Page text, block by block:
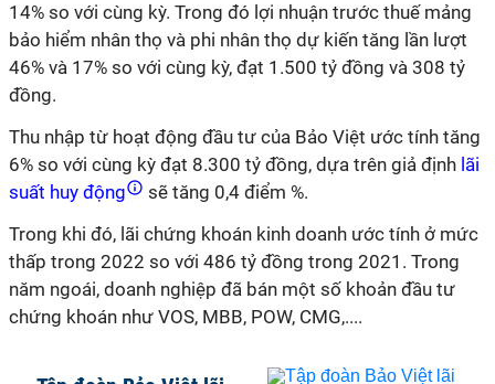
14% so với cùng kỳ. Trong đó lợi nhuận trước thuế mảng
bảo hiểm nhân thọ và phi nhân thọ dự kiến tăng lần lượt
46% và 17% so với cùng kỳ, đạt 1.500 tỷ đồng và 308 tỷ
đồng.
Thu nhập từ hoạt động đầu tư của Bảo Việt ước tính tăng
6% so với cùng kỳ đạt 8.300 tỷ đồng, dựa trên giả định lãi
suất huy động
sẽ tăng 0,4 điểm %.
Trong khi đó, lãi chứng khoán kinh doanh ước tính ở mức
thấp trong 2022 so với 486 tỷ đồng trong 2021. Trong
năm ngoái, doanh nghiệp đã bán một số khoản đầu tư
chứng khoán như VOS, MBB, POW, CMG,....